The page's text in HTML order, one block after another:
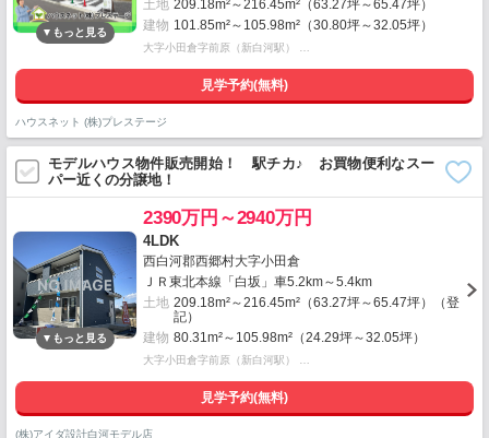
土地 209.18m²～216.45m²（63.27坪～65.47坪）
建物 101.85m²～105.98m²（30.80坪～32.05坪）
大字小田倉字前原（新白河駅） …
見学予約(無料)
ハウスネット (株)プレステージ
モデルハウス物件販売開始！ 駅チカ♪ お買物便利なスー
パー近くの分譲地！
2390万円～2940万円
4LDK
西白河郡西郷村大字小田倉
ＪＲ東北本線「白坂」車5.2km～5.4km
土地 209.18m²～216.45m²（63.27坪～65.47坪）（登
記）
建物 80.31m²～105.98m²（24.29坪～32.05坪）
大字小田倉字前原（新白河駅） …
見学予約(無料)
(株)アイダ設計白河モデル店